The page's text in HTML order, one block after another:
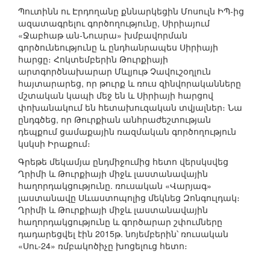
Պուտինն ու Էրդողանը քննարկեցին Մոսուլն ԻՊ-ից
ազատագրելու գործողությունը, Սիրիայում
«Ջաբհաթ ան-Նուսրա» խմբավորման
գործունեությունը և ընդհանրապես Սիրիայի
հարցը։ Հոկտեմբերին Թուրքիայի
արտգործնախարար Մևլյութ Չավուշօղլուն
հայտարարեց, որ թուրք և ռուս զինվորականները
մշտական կապի մեջ են և Սիրիայի հարցով
փոխանակում են հետախուզական տվյալներ։ Նա
ընդգծեց, որ Թուրքիան անհրաժեշտության
դեպքում ցամաքային ռազմական գործողություն
կսկսի Իրաքում։
Գրեթե մեկամյա ընդմիջումից հետո վերսկսվեց
Ղրիմի և Թուրքիայի միջև լաստանավային
հաղորդակցությունը. ռուսական «Վարյագ»
լաստանավը Սևաստոպոլից մեկնեց Զոնգուլդակ։
Ղրիմի և Թուրքիայի միջև լաստանավային
հաղորդակցությունը և գործարար շփումները
դադարեցվել էին 2015թ. նոյեմբերին՝ ռուսական
«Սու-24» ռմբակոծիչը խոցելուց հետո։